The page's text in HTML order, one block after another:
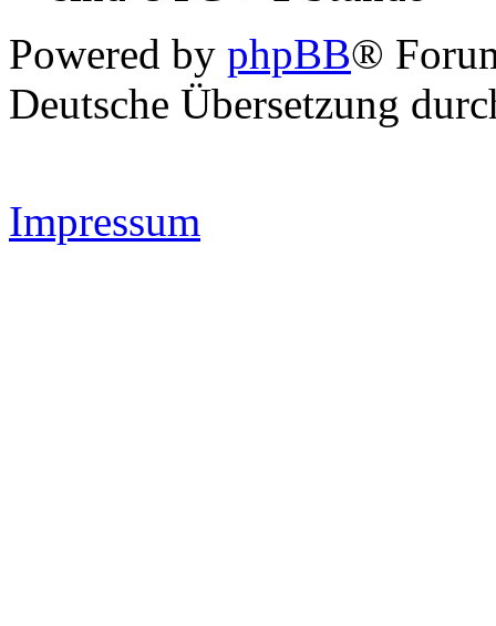
Powered by phpBB®
Deutsche Übersetzung
Impressum